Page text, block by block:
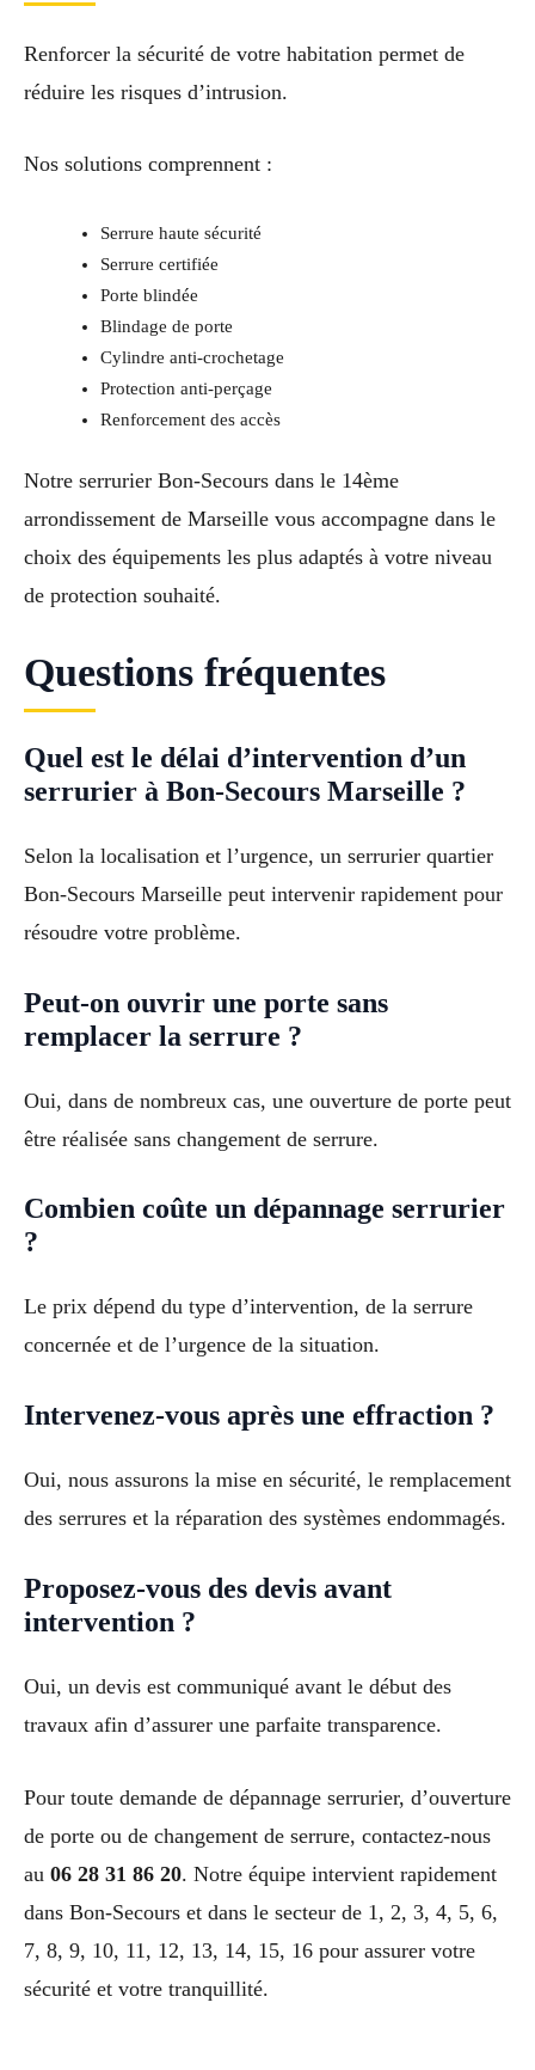
Renforcer la sécurité de votre habitation permet de
réduire les risques d’intrusion.
Nos solutions comprennent :
Serrure haute sécurité
Serrure certifiée
Porte blindée
Blindage de porte
Cylindre anti-crochetage
Protection anti-perçage
Renforcement des accès
Notre serrurier Bon-Secours dans le 14ème
arrondissement de Marseille vous accompagne dans le
choix des équipements les plus adaptés à votre niveau
de protection souhaité.
Questions fréquentes
Quel est le délai d’intervention d’un
serrurier à Bon-Secours Marseille ?
Selon la localisation et l’urgence, un serrurier quartier
Bon-Secours Marseille peut intervenir rapidement pour
résoudre votre problème.
Peut-on ouvrir une porte sans
remplacer la serrure ?
Oui, dans de nombreux cas, une ouverture de porte peut
être réalisée sans changement de serrure.
Combien coûte un dépannage serrurier
?
Le prix dépend du type d’intervention, de la serrure
concernée et de l’urgence de la situation.
Intervenez-vous après une effraction ?
Oui, nous assurons la mise en sécurité, le remplacement
des serrures et la réparation des systèmes endommagés.
Proposez-vous des devis avant
intervention ?
Oui, un devis est communiqué avant le début des
travaux afin d’assurer une parfaite transparence.
Pour toute demande de dépannage serrurier, d’ouverture
de porte ou de changement de serrure, contactez-nous
au 06 28 31 86 20. Notre équipe intervient rapidement
dans Bon-Secours et dans le secteur de 1, 2, 3, 4, 5, 6,
7, 8, 9, 10, 11, 12, 13, 14, 15, 16 pour assurer votre
sécurité et votre tranquillité.